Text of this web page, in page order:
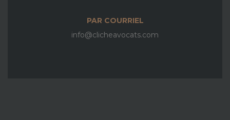
PAR COURRIEL
info@clicheavocats.com